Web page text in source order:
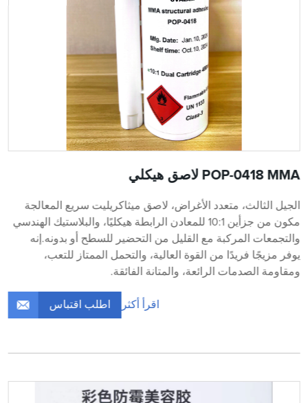
POP-0418 MMA لاصق هيكلي
الجيل الثالث، متعدد الأغراض، لاصق ميثاكريليت سريع المعالجة
مكون من جزأين 10:1 للمعادن الرابطة هيكليًا، والبلاستيك الهندسي
والتجمعات المركبة مع القليل من التحضير للسطح أو بدونه.إنه
يوفر مزيجًا فريدًا من القوة العالية، والتحمل الممتاز للتعب،
ومقاومة الصدمات الرائعة، والمتانة الفائقة.
اقرأ أكثر اطلب اقتباس